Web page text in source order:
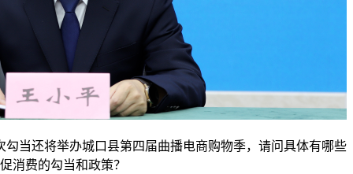
还将举办城口县第四届曲播电商购物季，请问具体有哪些
促消费的勾当和政策？